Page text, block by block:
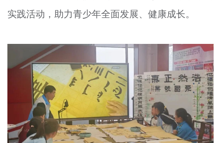
实践活动，助力青少年全面发展、健康成长。